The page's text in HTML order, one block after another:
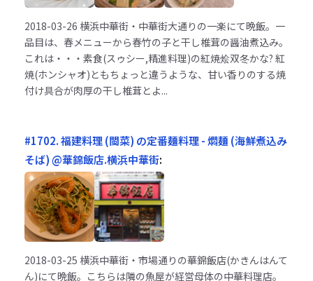
2018-03-26 横浜中華街・中華街大通りの一楽にて晩飯。一
品目は、春メニューから春竹の子と干し椎茸の醤油煮込み。
これは・・・素食(スゥシー,精進料理)の紅焼烩双冬かな? 紅
焼(ホンシャオ)ともちょっと違うような、甘い香りのする焼
付け具合が肉厚の干し椎茸とよ...
#1702. 福建料理 (閩菜) の定番麺料理 - 燜麺 (海鮮煮込み
そば) @華錦飯店.横浜中華街:
2018-03-25 横浜中華街・市場通りの華錦飯店(かきんはんて
ん)にて晩飯。こちらは隣の魚屋が経営母体の中華料理店。